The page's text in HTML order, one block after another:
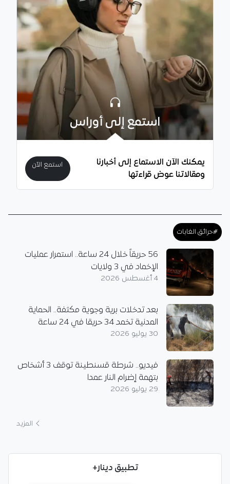
استمع إلى أوراس
يمكنك الآن الاستماع إلى أخبارنا
ومقالاتنا عوض قراءتها
استمع الآن
#حرائق الغابات
56 حريقاً خلال 24 ساعة.. استمرار عمليات
الإخماد في 3 ولايات
4 أغسطس 2026
بعد تدخلات برية وجوية مكثفة.. الحماية
المدنية تخمد 34 حريقا في 24 ساعة
30 يوليو 2026
فيديو.. شرطة قسنطينة توقف 3 أشخاص
بتهمة إضرام النار عمدا
29 يوليو 2026
المزيد
تطبيق دينار+